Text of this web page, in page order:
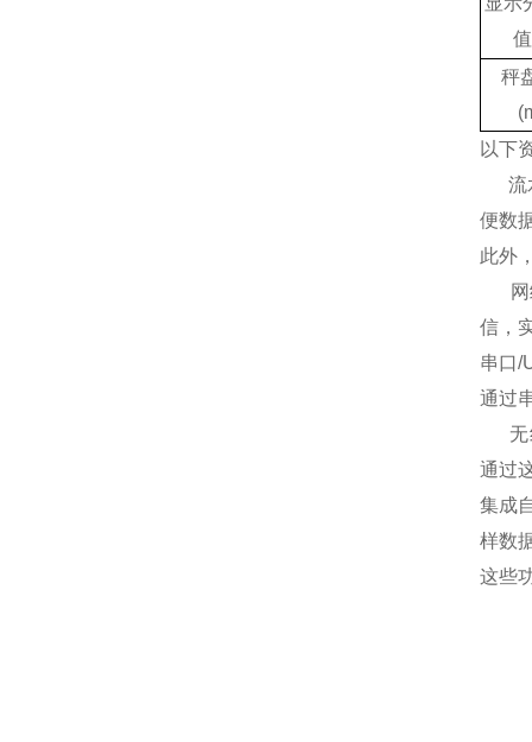
值
秤
以下
流
便数
此外
网
信，
串口/
通过
无
通过
集成
样数
这些